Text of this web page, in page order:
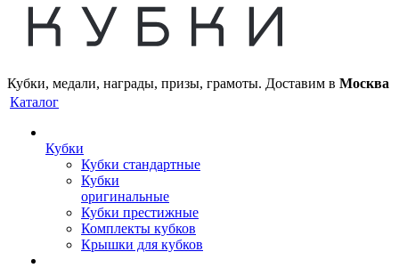
Кубки, медали, награды, призы, грамоты. Доставим в Москва
Каталог
Кубки
Кубки стандартные
Кубки
оригинальные
Кубки престижные
Комплекты кубков
Крышки для кубков